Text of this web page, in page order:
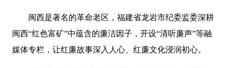
闽西是著名的革命老区，福建省龙岩市纪委监委深耕
闽西“红色富矿”中蕴含的廉洁因子，开设“清听廉声”等融
媒体专栏，让红廉故事深入人心、红廉文化浸润初心。